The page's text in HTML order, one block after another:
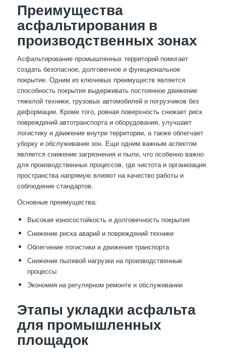
Преимущества
асфальтирования в
производственных зонах
Асфальтирование промышленных территорий помогает
создать безопасное, долговечное и функциональное
покрытие. Одним из ключевых преимуществ является
способность покрытия выдерживать постоянное движение
тяжелой техники, грузовых автомобилей и погрузчиков без
деформации. Кроме того, ровная поверхность снижает риск
повреждений автотранспорта и оборудования, улучшает
логистику и движение внутри территории, а также облегчает
уборку и обслуживание зон. Еще одним важным аспектом
является снижение загрязнения и пыли, что особенно важно
для производственных процессов, где чистота и организация
пространства напрямую влияют на качество работы и
соблюдение стандартов.
Основные преимущества:
Высокая износостойкость и долговечность покрытия
Снижение риска аварий и повреждений техники
Облегчение логистики и движения транспорта
Снижение пылевой нагрузки на производственные
процессы
Экономия на регулярном ремонте и обслуживании
Этапы укладки асфальта
для промышленных
площадок